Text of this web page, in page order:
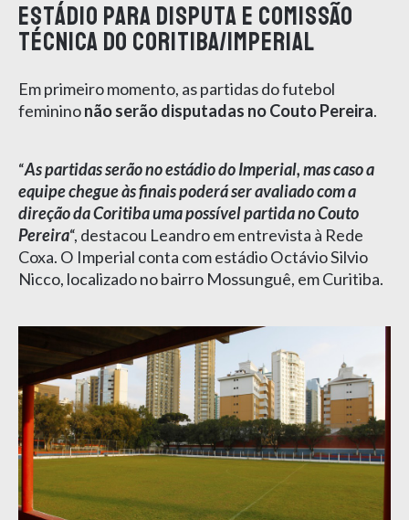
Estádio para disputa e comissão
técnica do Coritiba/Imperial
Em primeiro momento, as partidas do futebol
femininonão serão disputadas no Couto Pereira.
“As partidas serão no estádio do Imperial, mas caso a
equipe chegue às finais poderá ser avaliado com a
direção da Coritiba uma possível partida no Couto
Pereira“, destacou Leandro em entrevista à Rede
Coxa. O Imperial conta com estádio Octávio Silvio
Nicco, localizado no bairro Mossunguê, em Curitiba.